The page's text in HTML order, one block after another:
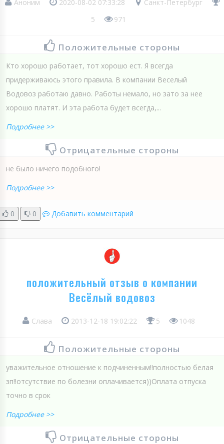
Аноним 2020-08-02 07:33:28
Санкт-Петербург
5
971
Положительные стороны
Кто хорошо работает, тот хорошо ест. Я всегда
придерживаюсь этого правила. В компании Веселый
Водовоз работаю давно. Работы немало, но зато за нее
хорошо платят. И эта работа будет всегда,...
Подробнее >>
Отрицательные стороны
не было ничего подобного!
Подробнее >>
0 0 Добавить комментарий
положительный отзыв о компании
Весёлый водовоз
Слава 2013-12-18 19:02:22 5 1048
Положительные стороны
уважительное отношение к подчиненным!!полностью белая
зп!!отсутствие по болезни оплачивается))Оплата отпуска
точно в срок
Подробнее >>
Отрицательные стороны